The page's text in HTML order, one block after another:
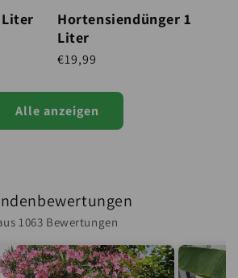
Liter
Hortensiendünger 1
Liter
Normaler Preis
€19,99
Alle anzeigen
1063 Bewertungen